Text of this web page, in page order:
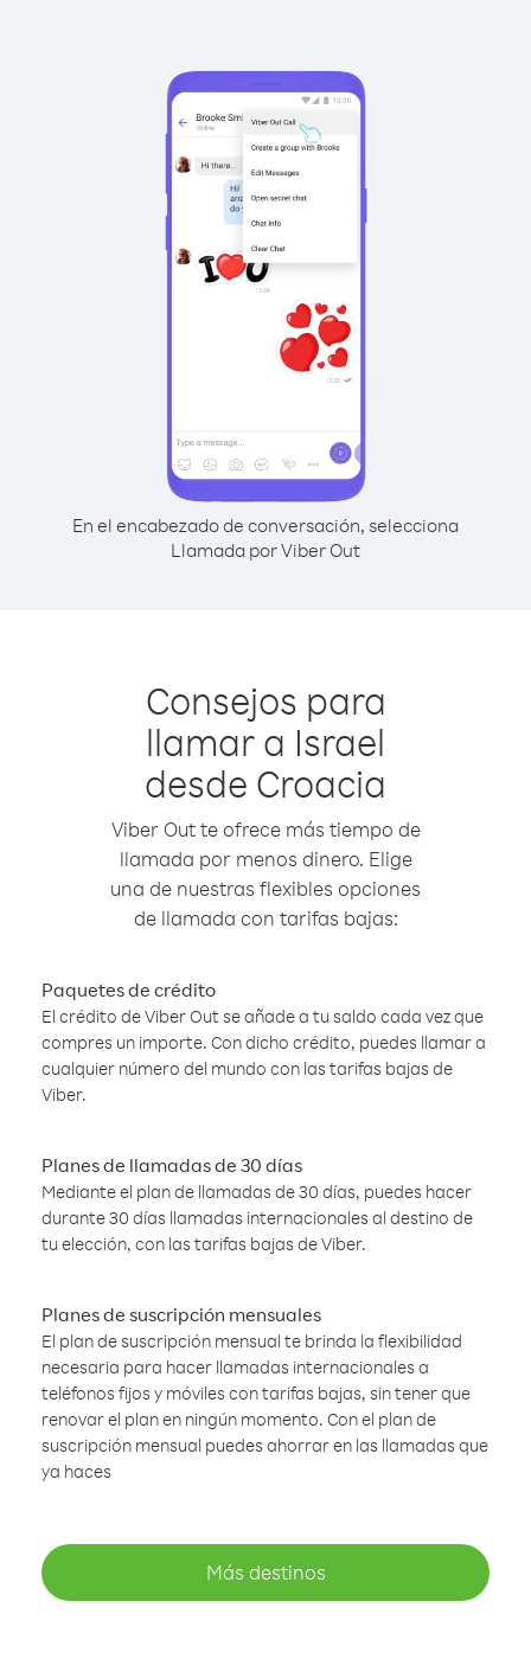
En el encabezado de conversación, selecciona
Llamada por Viber Out
Consejos para
llamar a Israel
desde Croacia
Viber Out te ofrece más tiempo de
llamada por menos dinero. Elige
una de nuestras flexibles opciones
de llamada con tarifas bajas:
Paquetes de crédito
El crédito de Viber Out se añade a tu saldo cada vez que
compres un importe. Con dicho crédito, puedes llamar a
cualquier número del mundo con las tarifas bajas de
Viber.
Planes de llamadas de 30 días
Mediante el plan de llamadas de 30 días, puedes hacer
durante 30 días llamadas internacionales al destino de
tu elección, con las tarifas bajas de Viber.
Planes de suscripción mensuales
El plan de suscripción mensual te brinda la flexibilidad
necesaria para hacer llamadas internacionales a
teléfonos fijos y móviles con tarifas bajas, sin tener que
renovar el plan en ningún momento. Con el plan de
suscripción mensual puedes ahorrar en las llamadas que
ya haces
Más destinos